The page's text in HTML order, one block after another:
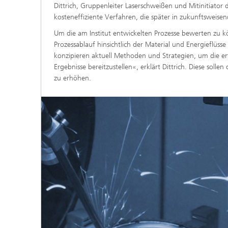
Dittrich, Gruppenleiter Laserschweißen und Mitinitiator
kosteneffiziente Verfahren, die später in
Um die am Institut entwickelten Prozesse bewerten zu
Prozessablauf hinsichtlich der Material und
konzipieren aktuell Methoden und Strategien, um die
Ergebnisse bereitzustellen«, erklärt Dittrich. Diese
zu erhöhen.